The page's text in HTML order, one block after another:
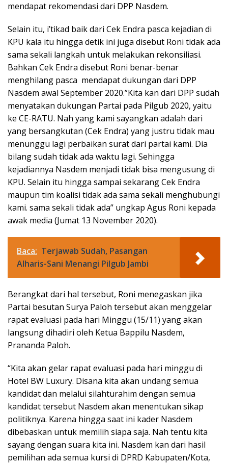
mendapat rekomendasi dari DPP Nasdem.
Selain itu, i’tikad baik dari Cek Endra pasca kejadian di
KPU kala itu hingga detik ini juga disebut Roni tidak ada
sama sekali langkah untuk melakukan rekonsiliasi.
Bahkan Cek Endra disebut Roni benar-benar
menghilang pasca mendapat dukungan dari DPP
Nasdem awal September 2020.”Kita kan dari DPP sudah
menyatakan dukungan Partai pada Pilgub 2020, yaitu
ke CE-RATU. Nah yang kami sayangkan adalah dari
yang bersangkutan (Cek Endra) yang justru tidak mau
menunggu lagi perbaikan surat dari partai kami. Dia
bilang sudah tidak ada waktu lagi. Sehingga
kejadiannya Nasdem menjadi tidak bisa mengusung di
KPU. Selain itu hingga sampai sekarang Cek Endra
maupun tim koalisi tidak ada sama sekali menghubungi
kami. sama sekali tidak ada” ungkap Agus Roni kepada
awak media (Jumat 13 November 2020).
Baca: Terjawab Sudah, Pasangan
Alharis-Sani Menangi Pilgub Jambi
Berangkat dari hal tersebut, Roni menegaskan jika
Partai besutan Surya Paloh tersebut akan menggelar
rapat evaluasi pada hari Minggu (15/11) yang akan
langsung dihadiri oleh Ketua Bappilu Nasdem,
Prananda Paloh.
“Kita akan gelar rapat evaluasi pada hari minggu di
Hotel BW Luxury. Disana kita akan undang semua
kandidat dan melalui silahturahim dengan semua
kandidat tersebut Nasdem akan menentukan sikap
politiknya. Karena hingga saat ini kader Nasdem
dibebaskan untuk memilih siapa saja. Nah tentu kita
sayang dengan suara kita ini. Nasdem kan dari hasil
pemilihan ada semua kursi di DPRD Kabupaten/Kota,